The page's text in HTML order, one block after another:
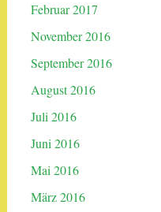
Februar 2017
November 2016
September 2016
August 2016
Juli 2016
Juni 2016
Mai 2016
März 2016